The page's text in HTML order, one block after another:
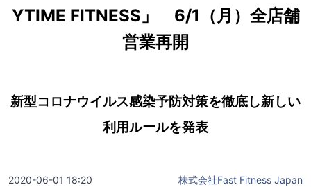
YTIME FITNESS」 6/1（月）全店舗
営業再開
新型コロナウイルス感染予防対策を徹底し新しい
利用ルールを発表
2020-06-01 18:20 株式会社Fast Fitness Japan